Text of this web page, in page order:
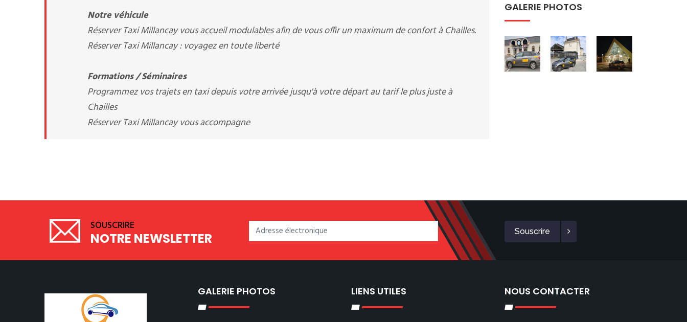
Notre véhicule
Réserver Taxi Millancay vous accueil modulables afin de vous offir un maximum de confort à Chailles.
Réserver Taxi Millancay : voyagez en toute liberté
Formations / Séminaires
Programmez vos trajets en taxi depuis votre arrivée jusqu'à votre départ au tarif le plus juste à
Chailles
Réserver Taxi Millancay vous accompagne
GALERIE PHOTOS
SOUSCRIRE
NOTRE NEWSLETTER Souscrire
GALERIE PHOTOS LIENS UTILES NOUS CONTACTER